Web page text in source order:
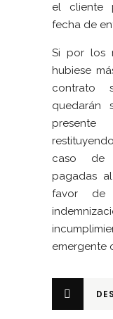
el cliente
fecha de
Si por los
hubiese
contrato
caso de
pagadas
favor de
emergente